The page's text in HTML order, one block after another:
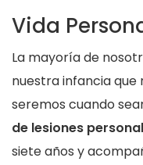
Vida
La mayoría de
nuestra infancia que
seremos cuando
de lesiones
siete años y